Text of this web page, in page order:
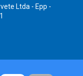
Ltda - Epp -